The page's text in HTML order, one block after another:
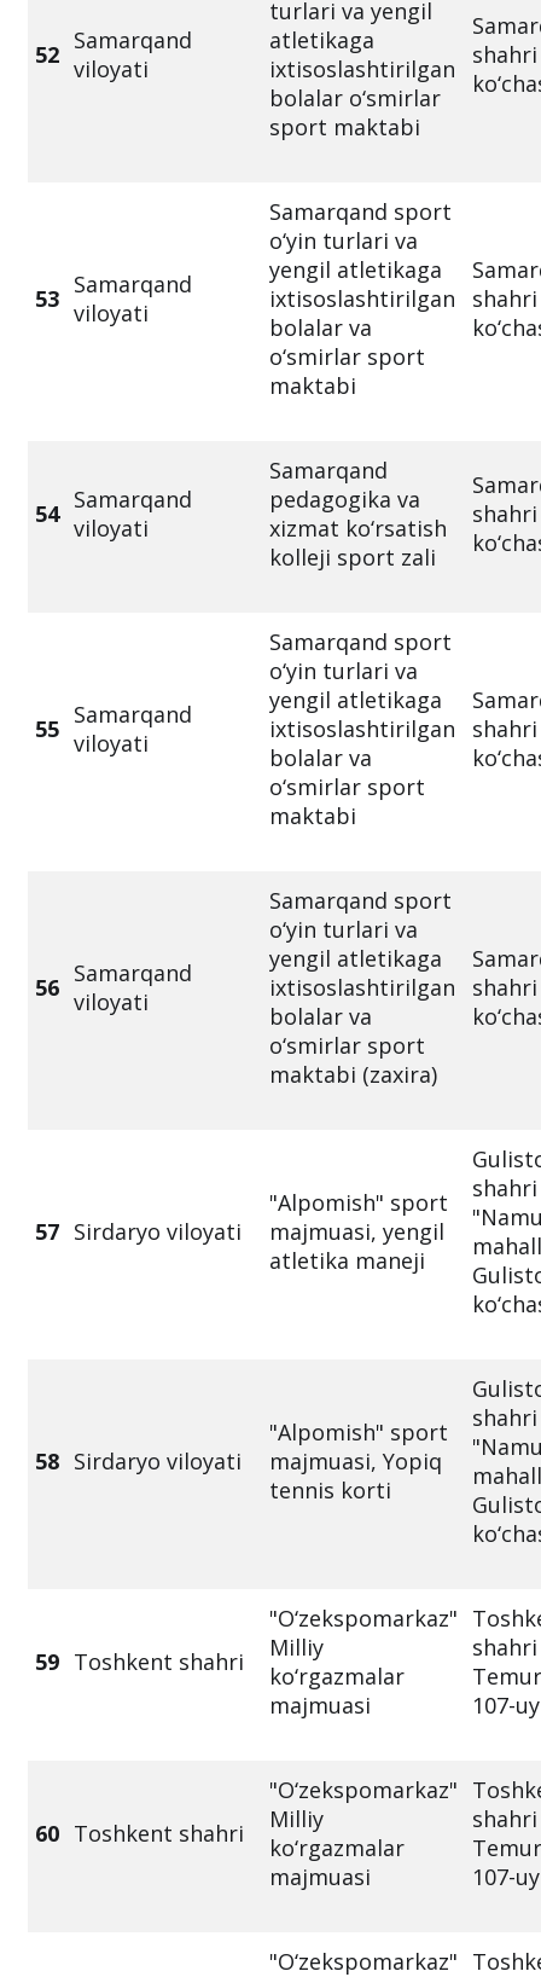
52 Samarqand
viloyati
turlari va yengil
atletikaga
ixtisoslashtirilgan
bolalar o‘smirlar
sport maktabi
53 Samarqand
viloyati
Samarqand sport
o‘yin turlari va
yengil atletikaga
ixtisoslashtirilgan
bolalar va
o‘smirlar sport
maktabi
54 Samarqand
viloyati
Samarqand
pedagogika va
xizmat ko‘rsatish
kolleji sport zali
55 Samarqand
viloyati
Samarqand sport
o‘yin turlari va
yengil atletikaga
ixtisoslashtirilgan
bolalar va
o‘smirlar sport
maktabi
56 Samarqand
viloyati
Samarqand sport
o‘yin turlari va
yengil atletikaga
ixtisoslashtirilgan
bolalar va
o‘smirlar sport
maktabi (zaxira)
57 Sirdaryo viloyati
"Alpomish" sport
majmuasi, yengil
atletika maneji
shahri
58 Sirdaryo viloyati
"Alpomish" sport
majmuasi, Yopiq
tennis korti
shahri
59 Toshkent shahri
"O‘zekspomarkaz"
Milliy
ko‘rgazmalar
majmuasi
107-uy
60 Toshkent shahri
"O‘zekspomarkaz"
Milliy
ko‘rgazmalar
majmuasi
107-uy
"O‘zekspomarkaz"